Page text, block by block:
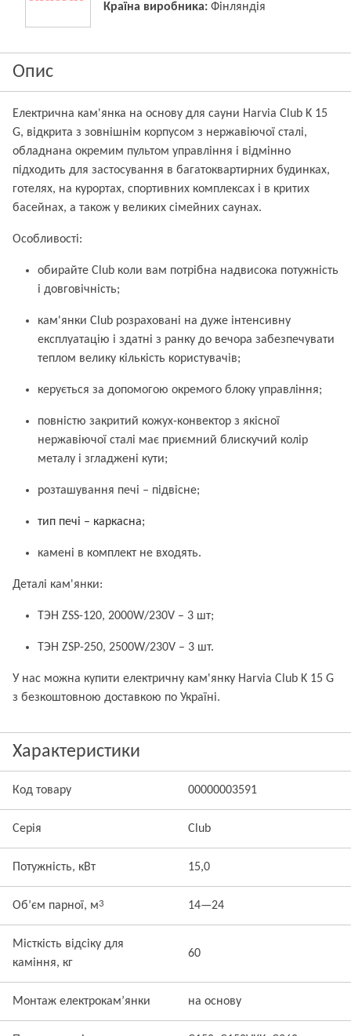
Країна виробника: Фінляндія
Опис
Електрична кам'янка на основу для сауни Harvia Club K 15
G, відкрита з зовнішнім корпусом з нержавіючої сталі,
обладнана окремим пультом управління і відмінно
підходить для застосування в багатоквартирних будинках,
готелях, на курортах, спортивних комплексах і в критих
басейнах, а також у великих сімейних саунах.
Особливості:
обирайте Club коли вам потрібна надвисока потужність
і довговічність;
кам'янки Club розраховані на дуже інтенсивну
експлуатацію і здатні з ранку до вечора забезпечувати
теплом велику кількість користувачів;
керується за допомогою окремого блоку управління;
повністю закритий кожух-конвектор з якісної
нержавіючої сталі має приємний блискучий колір
металу і згладжені кути;
розташування печі – підвісне;
тип печі – каркасна;
камені в комплект не входять.
Деталі кам'янки:
ТЭН ZSS-120, 2000W/230V – 3 шт;
ТЭН ZSP-250, 2500W/230V – 3 шт.
У нас можна купити електричну кам'янку Harvia Club K 15 G
з безкоштовною доставкою по Україні.
Характеристики
Код товару 00000003591
Серія Club
Потужність, кВт 15,0
Об’єм парної, м3 14—24
Місткість відсіку для
каміння, кг
60
Монтаж електрокам’янки на основу